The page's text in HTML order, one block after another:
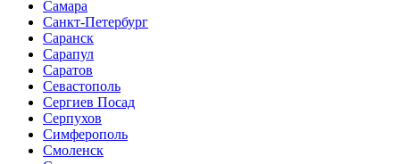
Самара
Санкт-Петербург
Саранск
Сарапул
Саратов
Севастополь
Сергиев Посад
Серпухов
Симферополь
Смоленск